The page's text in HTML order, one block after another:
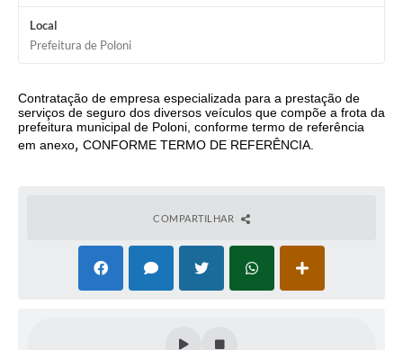
Legislação
Editais
Serviços Online
Telefones Úteis
Local
Prefeitura de Poloni
Contratação de empresa especializada para a prestação de
serviços de seguro dos diversos veículos que compõe a frota da
prefeitura municipal de Poloni, conforme termo de referência
em anexo, CONFORME TERMO DE REFERÊNCIA
COMPARTILHAR